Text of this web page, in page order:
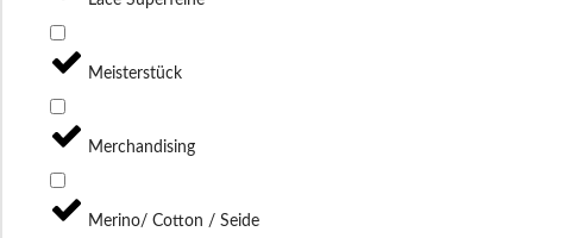
Meisterstück
Merchandising
Merino/ Cotton / Seide